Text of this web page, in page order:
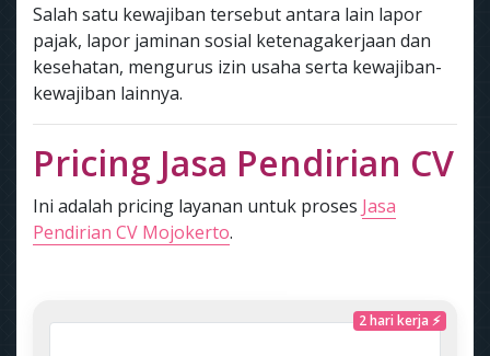
Salah satu kewajiban tersebut antara lain lapor
pajak, lapor jaminan sosial ketenagakerjaan dan
kesehatan, mengurus izin usaha serta kewajiban-
kewajiban lainnya.
Pricing Jasa Pendirian CV
Ini adalah pricing layanan untuk proses Jasa
Pendirian CV Mojokerto.
2 hari kerja ⚡